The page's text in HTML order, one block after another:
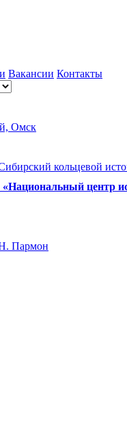
Вакансии Контакты
Омск
кольцевой
центр
Пармон